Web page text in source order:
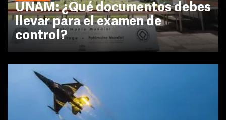
UNAM: ¿Qué documentos debes
llevar para el examen de
control?